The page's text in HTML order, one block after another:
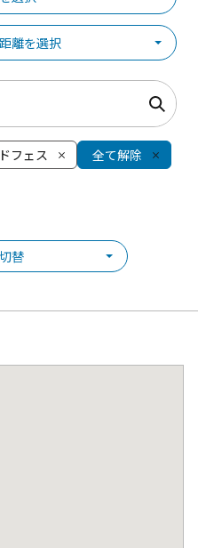
離を選択
フェス 全て解除
替